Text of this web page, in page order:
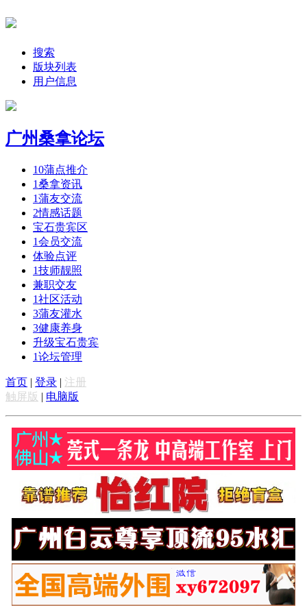
搜索
版块列表
用户信息
广州桑拿论坛
10蒲点推介
1桑拿资讯
1蒲友交流
2情感话题
宝石贵宾区
1会员交流
体验点评
1技师靓照
兼职交友
1社区活动
3蒲友灌水
3健康养身
升级宝石贵宾
1论坛管理
首页 | 登录 | 注册
触屏版 | 电脑版